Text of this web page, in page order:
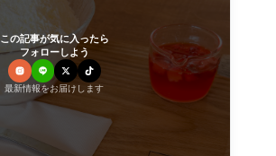
この記事が気に入ったら
フォローしよう
最新情報をお届けします